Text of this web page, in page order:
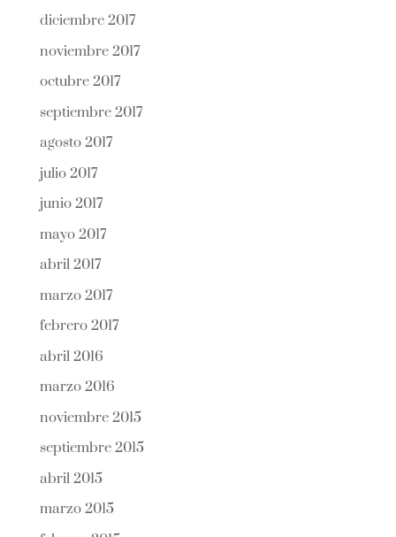
diciembre 2017
noviembre 2017
octubre 2017
septiembre 2017
agosto 2017
julio 2017
junio 2017
mayo 2017
abril 2017
marzo 2017
febrero 2017
abril 2016
marzo 2016
noviembre 2015
septiembre 2015
abril 2015
marzo 2015